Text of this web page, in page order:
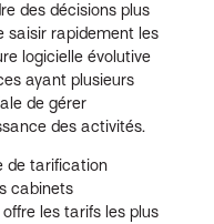
des décisions plus
saisir rapidement les
logicielle évolutive
ayant plusieurs
de gérer
des activités.
de tarification
cabinets
les tarifs les plus